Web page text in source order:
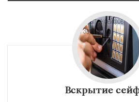
Вскрытие